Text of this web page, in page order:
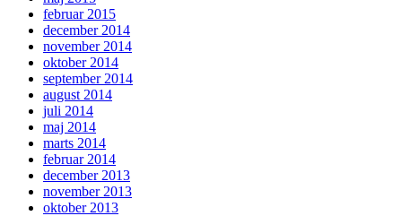
februar 2015
december 2014
november 2014
oktober 2014
september 2014
august 2014
juli 2014
maj 2014
marts 2014
februar 2014
december 2013
november 2013
oktober 2013